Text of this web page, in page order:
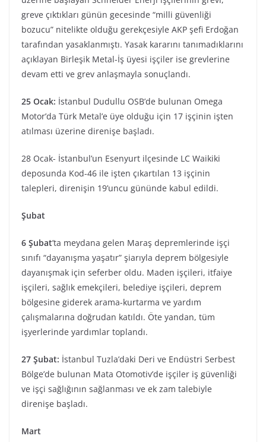
greve çıktıkları günün gecesinde “milli güvenliği
bozucu” nitelikte olduğu gerekçesiyle AKP şefi Erdoğan
tarafından yasaklanmıştı. Yasak kararını tanımadıklarını
açıklayan Birleşik Metal-İş üyesi işçiler ise grevlerine
devam etti ve grev anlaşmayla sonuçlandı.
25 Ocak: İstanbul Dudullu OSB’de bulunan Omega
Motor’da Türk Metal’e üye olduğu için 17 işçinin işten
atılması üzerine direnişe başladı.
28 Ocak- İstanbul’un Esenyurt ilçesinde LC Waikiki
deposunda Kod-46 ile işten çıkartılan 13 işçinin
talepleri, direnişin 19’uncu gününde kabul edildi.
Şubat
6 Şubat’ta meydana gelen Maraş depremlerinde işçi
sınıfı “dayanışma yaşatır” şiarıyla deprem bölgesiyle
dayanışmak için seferber oldu. Maden işçileri, itfaiye
işçileri, sağlık emekçileri, belediye işçileri, deprem
bölgesine giderek arama-kurtarma ve yardım
çalışmalarına doğrudan katıldı. Öte yandan, tüm
işyerlerinde yardımlar toplandı.
27 Şubat: İstanbul Tuzla’daki Deri ve Endüstri Serbest
Bölge’de bulunan Mata Otomotiv’de işçiler iş güvenliği
ve işçi sağlığının sağlanması ve ek zam talebiyle
direnişe başladı.
Mart